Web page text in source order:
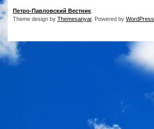
Петро-Павловский Вестник
Theme design by Themesanyar. Powered by WordPress